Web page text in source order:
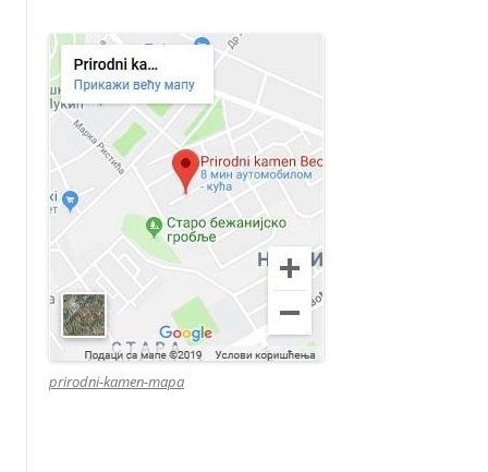
prirodni-kamen-mapa